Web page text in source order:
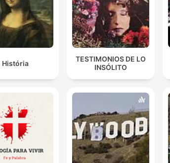
História
TESTIMONIOS DE LO
INSÓLITO